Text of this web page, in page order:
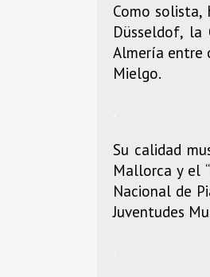
Como solista,
Düsseldof, la
Almería entre
Mielgo.
Su calidad
Mallorca y el
Nacional de
Juventudes